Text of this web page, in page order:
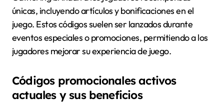
únicas, incluyendo artículos y bonificaciones en el
juego. Estos códigos suelen ser lanzados durante
eventos especiales o promociones, permitiendo a los
jugadores mejorar su experiencia de juego.
Códigos promocionales activos
actuales y sus beneficios